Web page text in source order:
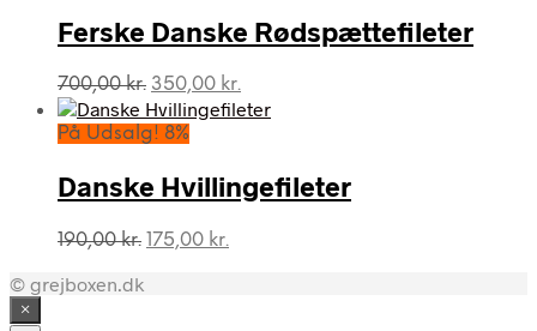
Ferske Danske Rødspættefileter
700,00kr. Den
oprindelige
pris
700,00 kr..
350,00 kr.
aktuelle
350,00 kr..
På Udsalg! 8%
Danske Hvillingefileter
190,00kr. Den
175,00 kr.
© grejboxen.dk
×